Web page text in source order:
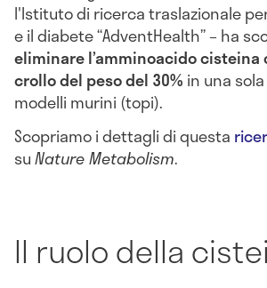
l'Istituto di ricerca traslazionale
e il diabete “AdventHealth” – ha
eliminare l’amminoacido cisteina
crollo del peso del 30% in una
modelli murini (topi).
Scopriamo i dettagli di questa
suNature Metabolism.
Il ruolo della